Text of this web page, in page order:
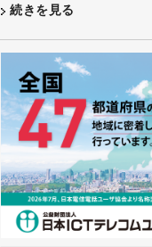
続きを見る